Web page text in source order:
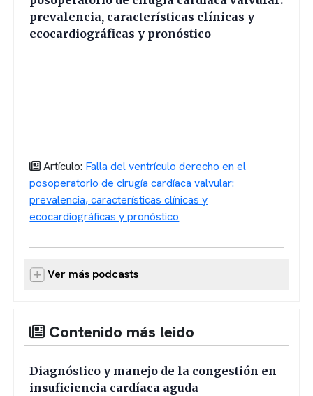
prevalencia, características clínicas y
ecocardiográficas y pronóstico
Artículo: Falla del ventrículo derecho en el
posoperatorio de cirugía cardíaca valvular:
prevalencia, características clínicas y
ecocardiográficas y pronóstico
Ver más podcasts
Contenido más leido
Diagnóstico y manejo de la congestión en
insuficiencia cardíaca aguda